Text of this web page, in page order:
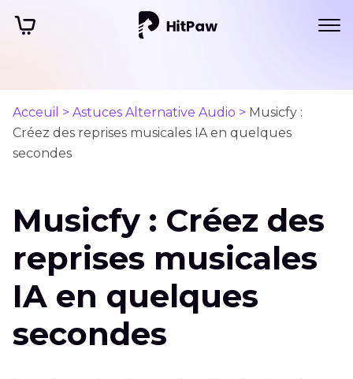
Acceuil > Astuces Alternative Audio > Musicfy :
Créez des reprises musicales IA en quelques
secondes
Musicfy : Créez des
reprises musicales
IA en quelques
secondes